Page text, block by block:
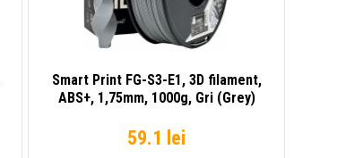
Smart Print FG-S3-E1, 3D filament,
ABS+, 1,75mm, 1000g, Gri (Grey)
59.1 lei